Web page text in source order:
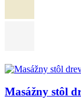
Obrázok
Masážny stôl